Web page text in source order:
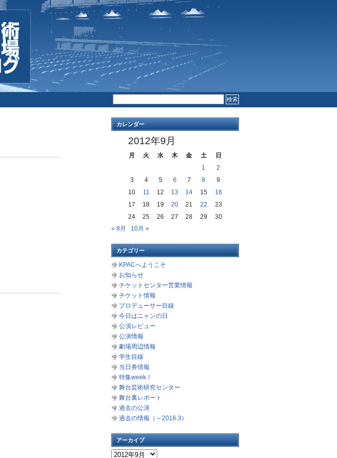
COMMENTS
カレンダー
2012年9月
月 火 水 木 金 土
日
1
2
3
4 5 6 7 8
9
10
11 12 13 14 15
16
17
18 19 20 21 22
23
24
25 26 27 28 29
30
« 8月
10月 »
カテゴリー
KPACへようこそ
お知らせ
チケットセンター営業情報
チケット情報
プロデューサー目線
今日はニャンの日
公演レビュー
公演情報
劇場周辺情報
学生目線
当日券情報
特集week！
舞台芸術研究センター
舞台裏レポート
過去の公演
過去の情報（～2016.3）
アーカイブ
ア